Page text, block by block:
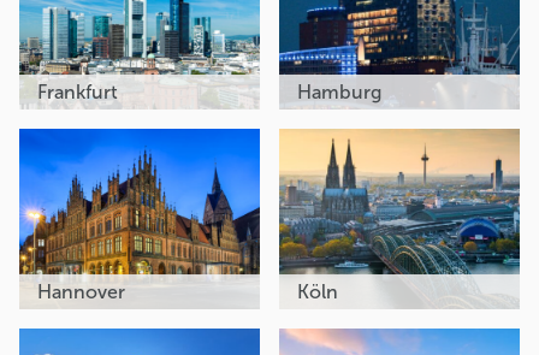
Frankfurt Hamburg
Hannover Köln